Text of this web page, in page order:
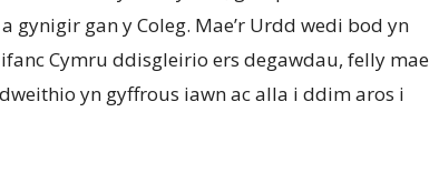
gynigir gan y Coleg. Mae’r Urdd wedi bod yn
Cymru ddisgleirio ers degawdau, felly mae
yn gyffrous iawn ac alla i ddim aros i